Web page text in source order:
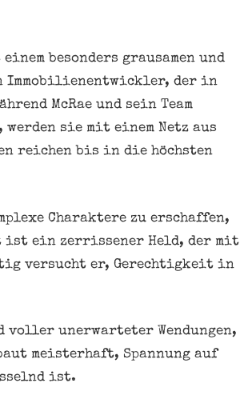
besonders grausamen und
Immobilienentwickler, der in
McRae und sein Team
sie mit einem Netz aus
reichen bis in die höchsten
Charaktere zu erschaffen,
ist ein zerrissener Held, der mit
versucht er, Gerechtigkeit in
voller unerwarteter Wendungen,
meisterhaft, Spannung auf
ist.